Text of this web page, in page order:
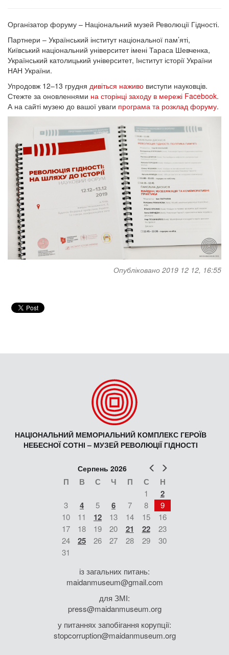
Організатор форуму – Національний музей Революції Гідності.
Партнери – Український інститут національної пам’яті,
Київський національний університет імені Тараса Шевченка,
Український католицький університет, Інститут історії України
НАН України.
Упродовж 12–13 грудня дивіться наживо виступи науковців.
Стежте за оновленнями на сторінці заходу в мережі Facebook.
А на сайті музею до вашої уваги програма та розклад форуму.
Опубліковано 2019 12 12, 16:55
НАЦІОНАЛЬНИЙ МЕМОРІАЛЬНИЙ КОМПЛЕКС ГЕРОЇВ
НЕБЕСНОЇ СОТНІ – МУЗЕЙ РЕВОЛЮЦІЇ ГІДНОСТІ
Попер
Серпень 2026
П В С Ч П С Н
1 2
3 4 5 6 7 8
9
10
11 12 13 14 15
16
17
18 19 20 21 22
23
24
25 26 27 28 29
30
31
із загальних питань:
maidanmuseum@gmail.com
для ЗМІ:
press@maidanmuseum.org
у питаннях запобігання корупції:
stopcorruption@maidanmuseum.org